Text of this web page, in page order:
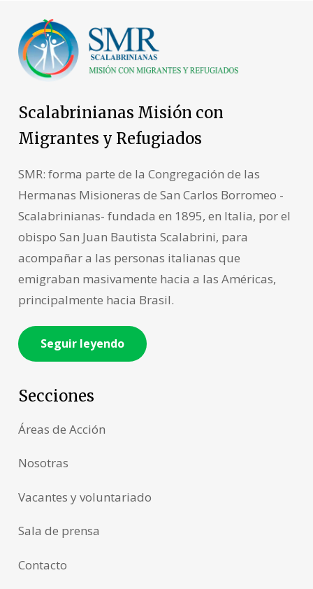
Scalabrinianas Misión con
Migrantes y Refugiados
SMR: forma parte de la Congregación de las
Hermanas Misioneras de San Carlos Borromeo -
Scalabrinianas- fundada en 1895, en Italia, por el
obispo San Juan Bautista Scalabrini, para
acompañar a las personas italianas que
emigraban masivamente hacia a las Américas,
principalmente hacia Brasil.
Seguir leyendo
Secciones
Áreas de Acción
Nosotras
Vacantes y voluntariado
Sala de prensa
Contacto